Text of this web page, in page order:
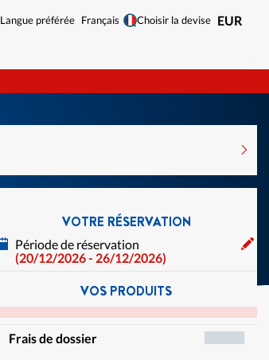
Langue préférée Français Choisir la devise EUR
VOTRE RÉSERVATION
Période de réservation
(20/12/2026 - 26/12/2026)
VOS PRODUITS
Frais de dossier